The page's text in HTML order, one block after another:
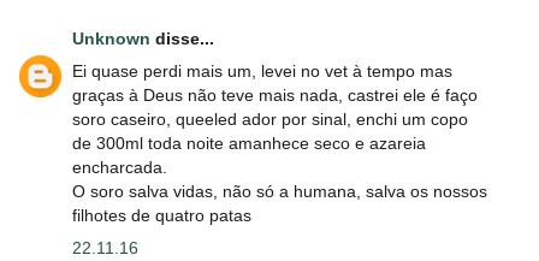
Unknown disse...
Ei quase perdi mais um, levei no vet à tempo mas
graças à Deus não teve mais nada, castrei ele é faço
soro caseiro, queeled ador por sinal, enchi um copo
de 300ml toda noite amanhece seco e azareia
encharcada.
O soro salva vidas, não só a humana, salva os nossos
filhotes de quatro patas
22.11.16